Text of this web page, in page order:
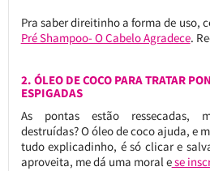
Pra saber direitinho a forma de uso,
Pré Shampoo- O Cabelo Agradece.
2. ÓLEO DE COCO PARA TRATAR
ESPIGADAS
As pontas estão ressecadas,
destruídas? O óleo de coco ajuda, e
tudo explicadinho, é só clicar e
aproveita, me dá uma moral ese